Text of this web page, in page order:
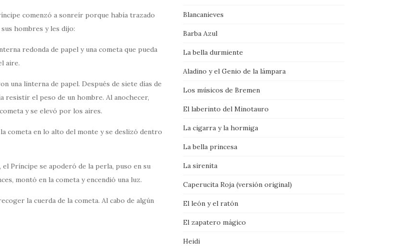
comenzó a sonreír porque había trazado
hombres y les dijo:
redonda de papel y una cometa que pueda
aire.
una linterna de papel. Después de siete días de
resistir el peso de un hombre. Al anochecer,
y se elevó por los aires.
cometa en lo alto del monte y se deslizó dentro
Príncipe se apoderó de la perla, puso en su
montó en la cometa y encendió una luz.
la cuerda de la cometa. Al cabo de algún
Blancanieves
Barba Azul
La bella durmiente
Aladino y el Genio de la lámpara
Los músicos de Bremen
El laberinto del Minotauro
La cigarra y la hormiga
La bella princesa
La sirenita
Caperucita Roja (versión original)
El león y el ratón
El zapatero mágico
Heidi